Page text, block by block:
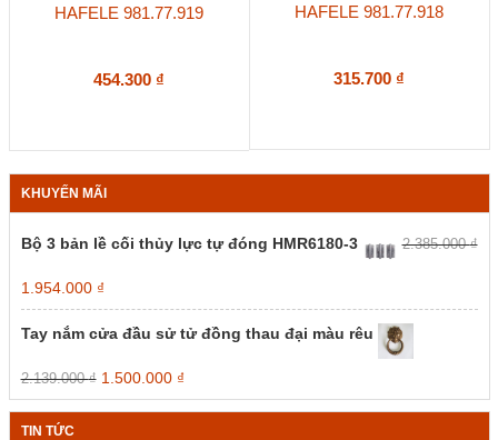
HAFELE 981.77.919
454.300 ₫
HAFELE 981.77.918
315.700 ₫
KHUYẾN MÃI
Bộ 3 bản lề cối thủy lực tự đóng HMR6180-3 2.385.000₫
Giá
gốc
là:
2.385.000 ₫.
1.954.000 ₫Giá
hiện
tại
Tay nắm cửa đầu sử tử đồng thau đại màu rêu
2.139.000₫ Giá
gốc
là:
1.500.000 ₫Giá
hiện
tại
TIN TỨC